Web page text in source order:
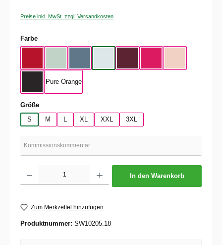
Preise inkl. MwSt. zzgl. Versandkosten
Farbeauswählen
Black Pure
Pure Orange
Größeauswählen
S
M XL XXL 3XL
In den Warenkorb
Zum Merkzettel hinzufügen
Produktnummer: SW10205.18